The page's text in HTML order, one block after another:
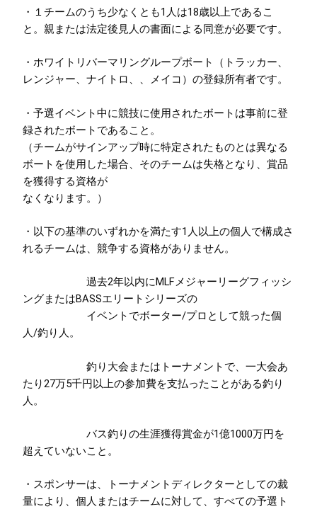
・１チームのうち少なくとも1人は18歳以上であるこ
と。親または法定後見人の書面による同意が必要です。
・ホワイトリバーマリングループボート（トラッカー、
レンジャー、ナイトロ、、メイコ）の登録所有者です。
・予選イベント中に競技に使用されたボートは事前に登
録されたボートであること。
（チームがサインアップ時に特定されたものとは異なる
ボートを使用した場合、そのチームは失格となり、賞品
を獲得する資格が
なくなります。）
・以下の基準のいずれかを満たす1人以上の個人で構成さ
れるチームは、競争する資格がありません。
過去2年以内にMLFメジャーリーグフィッシ
ングまたはBASSエリートシリーズの
イベントでボーター/プロとして競った個
人/釣り人。
釣り大会またはトーナメントで、一大会あ
たり27万5千円以上の参加費を支払ったことがある釣り
人。
バス釣りの生涯獲得賞金が1億1000万円を
超えていないこと。
・スポンサーは、トーナメントディレクターとしての裁
量により、個人またはチームに対して、すべての予選ト